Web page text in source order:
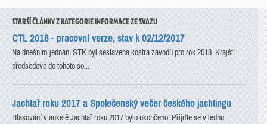
STARŠÍ ČLÁNKY Z KATEGORIE INFORMACE ZE SVAZU
CTL 2018 - pracovní verze, stav k 02/12/2017
Na dnešním jednání STK byl sestavena kostra závodů pro rok 2018. Krajští
předsedové do tohoto so...
Jachtař roku 2017 a Společenský večer českého jachtingu
Hlasování v anketě Jachtař roku 2017 bylo ukončeno. Přijďte se v lednu